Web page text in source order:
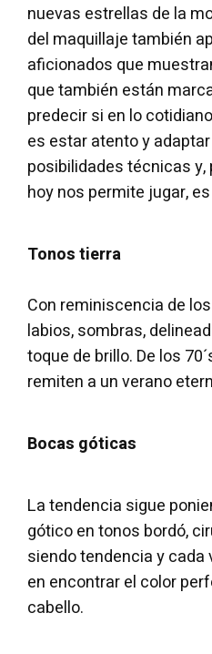
nuevas estrellas de la
del maquillaje también
aficionados que
que también están
predecir si en lo
es estar atento y
posibilidades técnicas y,
hoy nos permite jugar,
Tonos tierra
Con reminiscencia de
labios, sombras,
toque de brillo. De los
remiten a un verano
Bocas góticas
La tendencia sigue
gótico en tonos bordó,
siendo tendencia y
en encontrar el color
cabello.